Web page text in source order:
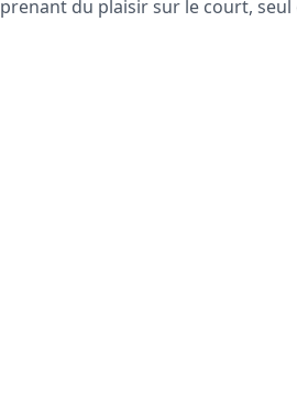
du plaisir sur le court,